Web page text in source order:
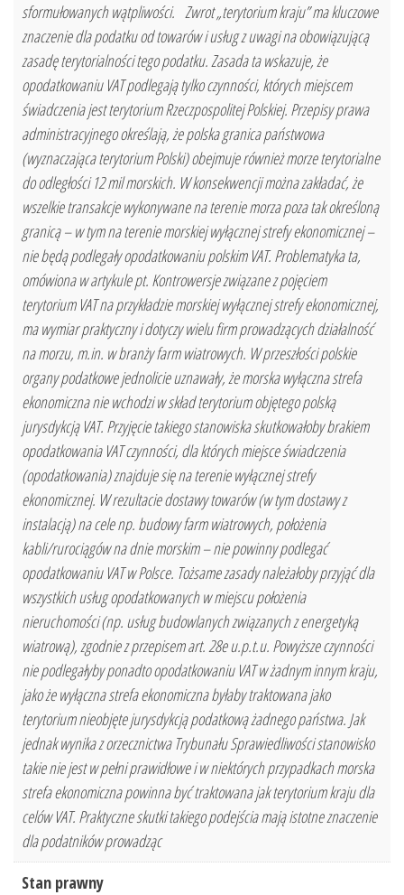
sformułowanych wątpliwości. Zwrot „terytorium kraju” ma kluczowe
znaczenie dla podatku od towarów i usług z uwagi na obowiązującą
zasadę terytorialności tego podatku. Zasada ta wskazuje, że
opodatkowaniu VAT podlegają tylko czynności, których miejscem
świadczenia jest terytorium Rzeczpospolitej Polskiej. Przepisy prawa
administracyjnego określają, że polska granica państwowa
(wyznaczająca terytorium Polski) obejmuje również morze terytorialne
do odległości 12 mil morskich. W konsekwencji można zakładać, że
wszelkie transakcje wykonywane na terenie morza poza tak określoną
granicą – w tym na terenie morskiej wyłącznej strefy ekonomicznej –
nie będą podlegały opodatkowaniu polskim VAT. Problematyka ta,
omówiona w artykule pt. Kontrowersje związane z pojęciem
terytorium VAT na przykładzie morskiej wyłącznej strefy ekonomicznej,
ma wymiar praktyczny i dotyczy wielu firm prowadzących działalność
na morzu, m.in. w branży farm wiatrowych. W przeszłości polskie
organy podatkowe jednolicie uznawały, że morska wyłączna strefa
ekonomiczna nie wchodzi w skład terytorium objętego polską
jurysdykcją VAT. Przyjęcie takiego stanowiska skutkowałoby brakiem
opodatkowania VAT czynności, dla których miejsce świadczenia
(opodatkowania) znajduje się na terenie wyłącznej strefy
ekonomicznej. W rezultacie dostawy towarów (w tym dostawy z
instalacją) na cele np. budowy farm wiatrowych, położenia
kabli/rurociągów na dnie morskim – nie powinny podlegać
opodatkowaniu VAT w Polsce. Tożsame zasady należałoby przyjąć dla
wszystkich usług opodatkowanych w miejscu położenia
nieruchomości (np. usług budowlanych związanych z energetyką
wiatrową), zgodnie z przepisem art. 28e u.p.t.u. Powyższe czynności
nie podlegałyby ponadto opodatkowaniu VAT w żadnym innym kraju,
jako że wyłączna strefa ekonomiczna byłaby traktowana jako
terytorium nieobjęte jurysdykcją podatkową żadnego państwa. Jak
jednak wynika z orzecznictwa Trybunału Sprawiedliwości stanowisko
takie nie jest w pełni prawidłowe i w niektórych przypadkach morska
strefa ekonomiczna powinna być traktowana jak terytorium kraju dla
celów VAT. Praktyczne skutki takiego podejścia mają istotne znaczenie
dla podatników prowadząc
Stan prawny